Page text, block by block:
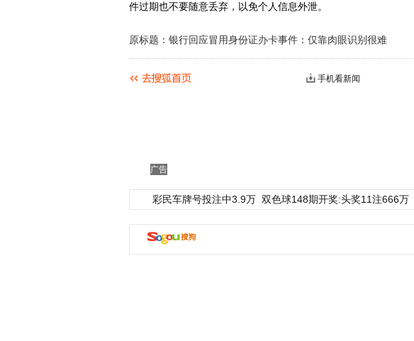
件过期也不要随意丢弃，以免个人信息外泄。
原标题：银行回应冒用身份证办卡事件：仅靠肉眼识别很难
手机看新闻
广告
彩民车牌号投注中3.9万 双色球148期开奖:头奖11注666万